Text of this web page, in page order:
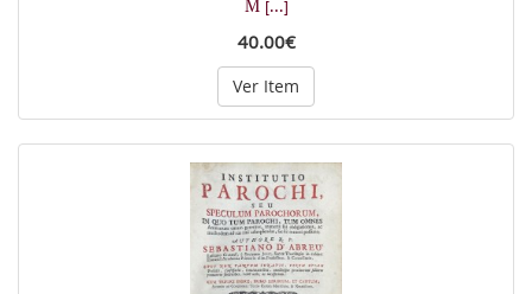
M [...]
40.00€
Ver Item